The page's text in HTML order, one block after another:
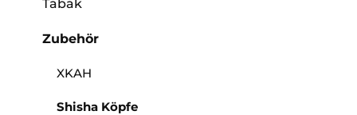
Tabak
Zubehör
XKAH
Shisha Köpfe